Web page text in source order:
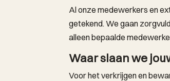
Al onze medewerkers en
getekend. We gaan
alleen bepaalde
Waar slaan we
Voor het verkrijgen en